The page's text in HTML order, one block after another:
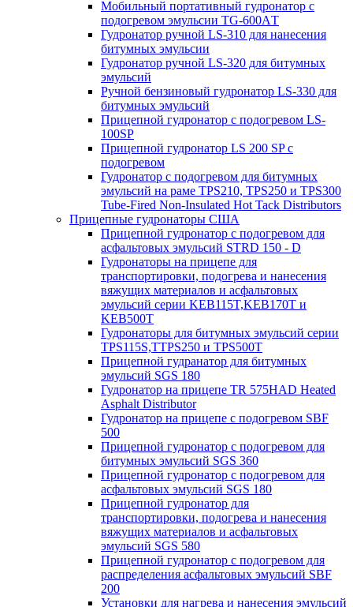
Мобильный портативный гудронатор с
подогревом эмульсии TG-600AТ
Гудронатор ручной LS-310 для нанесения
битумных эмульсии
Гудронатор ручной LS-320 для битумных
эмульсий
Ручной бензиновый гудронатор LS-330 для
битумных эмульсий
Прицепной гудронатор с подогревом LS-
100SP
Прицепной гудронатор LS 200 SP с
подогревом
Гудронатор с подогревом для битумных
эмульсий на раме TPS210, TPS250 и TPS300
Tube-Fired Non-Insulated Hot Tack Distributors
Прицепные гудронаторы США
Прицепной гудронатор с подогревом для
асфальтовых эмульсий STRD 150 - D
Гудронаторы на прицепе для
транспортировки, подогрева и нанесения
вяжущих материалов и асфальтовых
эмульсий серии KEB115T,KEB170T и
KEB500T
Гудронаторы для битумных эмульсий серии
TPS115S,TTPS250 и TPS500T
Прицепной гудранатор для битумных
эмульсий SGS 180
Гудронатор на прицепе TR 575HAD Heated
Asphalt Distributor
Гудронатор на прицепе с подогревом SBF
500
Прицепной гудронатор с подогревом для
битумных эмульсий SGS 360
Прицепной гудронатор с подогревом для
асфальтовых эмульсий SGS 180
Прицепной гудронатор для
транспортировки, подогрева и нанесения
вяжущих материалов и асфальтовых
эмульсий SGS 580
Прицепной гудронатор с подогревом для
распределения асфальтовых эмульсий SBF
200
Установки для нагрева и нанесения эмульсий